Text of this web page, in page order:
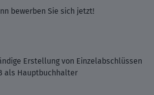
bewerben Sie sich jetzt!
Erstellung von Einzelabschlüssen
als Hauptbuchhalter